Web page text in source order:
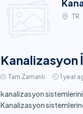
TR
Kanalizasyon
Tam Zamanlı 1 year
kanalizasyon
Kanalizasyon